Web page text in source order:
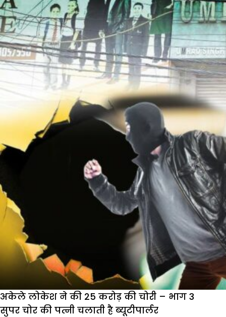
अकेले लोकेश ने की 25 करोड़ की चोरी – भाग 3
सुपर चोर की पत्नी चलाती है ब्यूटीपार्लर